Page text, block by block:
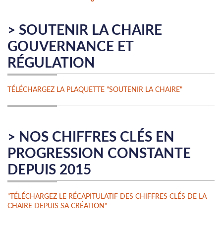
> SOUTENIR LA CHAIRE
GOUVERNANCE ET
RÉGULATION
TÉLÉCHARGEZ LA PLAQUETTE "SOUTENIR LA CHAIRE"
> NOS CHIFFRES CLÉS EN
PROGRESSION CONSTANTE
DEPUIS 2015
"TÉLÉCHARGEZ LE RÉCAPITULATIF DES CHIFFRES CLÉS DE LA
CHAIRE DEPUIS SA CRÉATION"